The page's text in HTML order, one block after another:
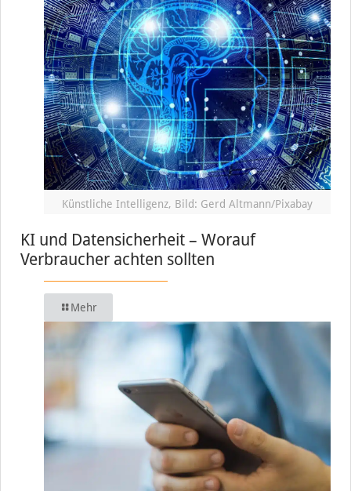
Künstliche Intelligenz, Bild: Gerd Altmann/Pixabay
KI und Datensicherheit – Worauf
Verbraucher achten sollten
Mehr